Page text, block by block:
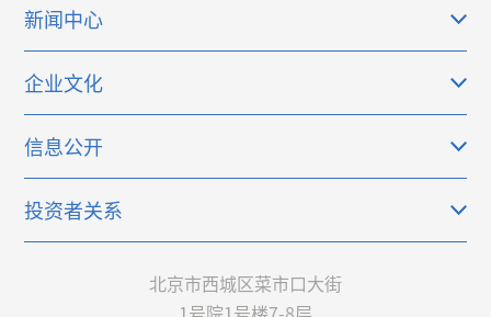
北京市西城区菜市口大街
新闻中心
企业文化
信息公开
投资者关系